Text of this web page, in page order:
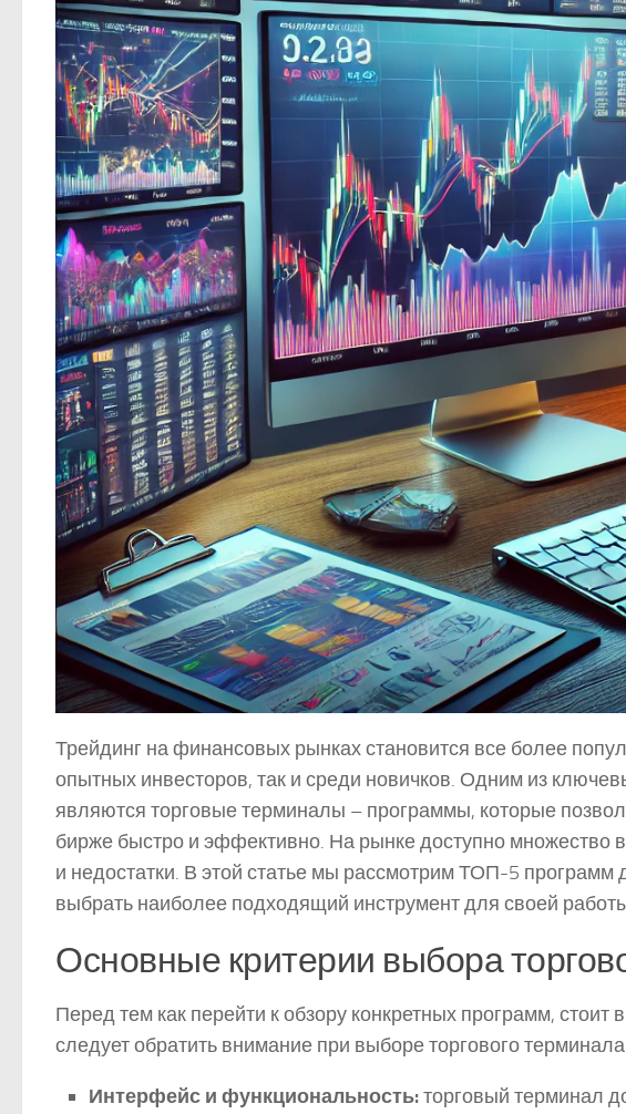
Трейдинг на финансовых рынках становится все более
опытных инвесторов, так и среди новичков. Одним из
являются торговые терминалы – программы, которые
бирже быстро и эффективно. На рынке доступно множество
и недостатки. В этой статье мы рассмотрим ТОП-5 программ
выбрать наиболее подходящий инструмент для своей
Основные критерии выбора
Перед тем как перейти к обзору конкретных программ,
следует обратить внимание при выборе торгового
Интерфейс и функциональность:торговый терминал